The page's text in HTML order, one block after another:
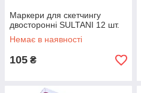
Маркери для скетчингу
двосторонні SULTANI 12 шт.
Немає в наявності
105 ₴